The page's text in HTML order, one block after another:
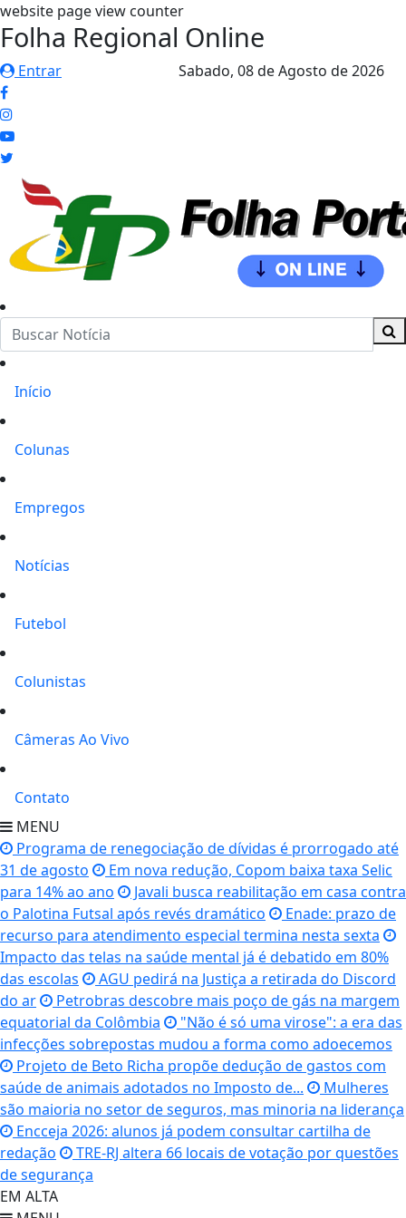
website page view counter
Folha Regional Online
Entrar Sabado, 08 de Agosto de 2026
Início
Colunas
Empregos
Notícias
Futebol
Colunistas
Câmeras Ao Vivo
Contato
MENU
Programa de renegociação de dívidas é prorrogado até
31 de agosto
Em nova redução, Copom baixa taxa Selic
para 14% ao ano
Javali busca reabilitação em casa contra
o Palotina Futsal após revés dramático
Enade: prazo de
recurso para atendimento especial termina nesta sexta
Impacto das telas na saúde mental já é debatido em 80%
das escolas
AGU pedirá na Justiça a retirada do Discord
do ar
Petrobras descobre mais poço de gás na margem
equatorial da Colômbia
"Não é só uma virose": a era das
infecções sobrepostas mudou a forma como adoecemos
Projeto de Beto Richa propõe dedução de gastos com
saúde de animais adotados no Imposto de...
Mulheres
são maioria no setor de seguros, mas minoria na liderança
Encceja 2026: alunos já podem consultar cartilha de
redação
TRE-RJ altera 66 locais de votação por questões
de segurança
EM ALTA